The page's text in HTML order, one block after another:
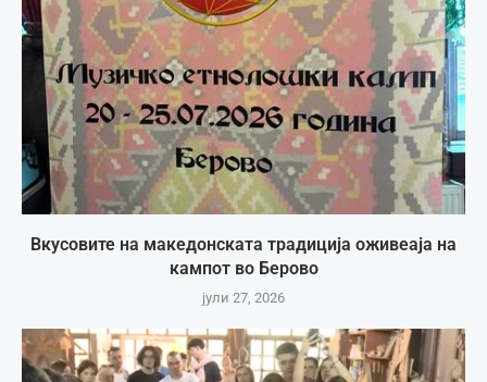
Вкусовите на македонската традиција оживеаја на
кампот во Берово
јули 27, 2026